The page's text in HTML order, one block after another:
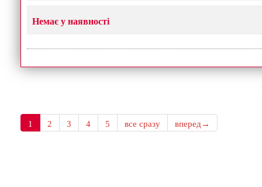
Немає у наявності
1 2 3 4 5 все сразу вперед→